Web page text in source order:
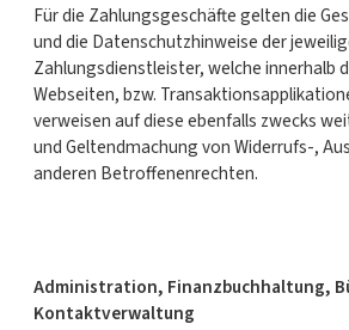
Für die Zahlungsgeschäfte gelten die
und die Datenschutzhinweise der
Zahlungsdienstleister, welche innerhalb
Webseiten, bzw.
verweisen auf diese ebenfalls zwecks
und Geltendmachung von Widerrufs-,
anderen Betroffenenrechten.
Administration, Finanzbuchhaltung,
Kontaktverwaltung